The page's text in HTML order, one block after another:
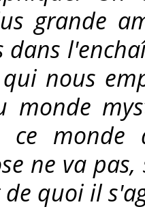
grande
nous
monde
ce
ne va
quoi il